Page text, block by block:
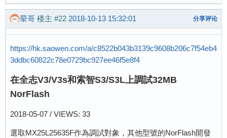
dram_para_set start
dram_para_set end
[      3.251]DRAM:  64 MiB
save config for small mem_size
workmode = 16
storage type = 0
sunxi spinor is initing...[debug_jaosn]:use
OK
nor id is 0x1940ef
try nor successed
The size of uboot is 00038000.
Ready to disable icache.
Jump to secend Boot.
[      0.159]
[      0.168]version: 1.1.0
[      0.181]pmbus:   ready
晕哥 楼主 #22 2018-10-13 15:32:01 分享评论
https://hk.saowen.com/a/c8522b043b3139c9608b206c7f54eb4
3ddbc60822c78e0729bc927ee46f5e8f4
在全志V3/V3s和索智S3/S3L上調試32MB
NorFlash
2018-05-07 / VIEWS: 33
選取MX25L25635F作為調試對象，其他型號的NorFlash開發